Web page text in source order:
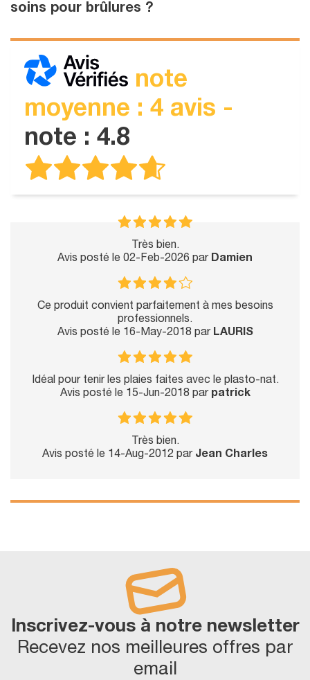
soins pour brûlures ?
note
moyenne : 4 avis -
note : 4.8
Très bien.
Avis posté le 02-Feb-2026 par Damien
Ce produit convient parfaitement à mes besoins
professionnels.
Avis posté le 16-May-2018 par LAURIS
Idéal pour tenir les plaies faites avec le plasto-nat.
Avis posté le 15-Jun-2018 par patrick
Très bien.
Avis posté le 14-Aug-2012 par Jean Charles
Inscrivez-vous à notre newsletter
Recevez nos meilleures offres par
email